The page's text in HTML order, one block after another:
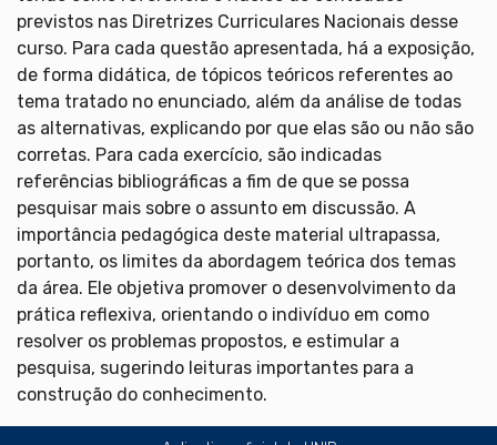
previstos nas Diretrizes Curriculares Nacionais desse
curso. Para cada questão apresentada, há a exposição,
de forma didática, de tópicos teóricos referentes ao
tema tratado no enunciado, além da análise de todas
as alternativas, explicando por que elas são ou não são
corretas. Para cada exercício, são indicadas
referências bibliográficas a fim de que se possa
pesquisar mais sobre o assunto em discussão. A
importância pedagógica deste material ultrapassa,
portanto, os limites da abordagem teórica dos temas
da área. Ele objetiva promover o desenvolvimento da
prática reflexiva, orientando o indivíduo em como
resolver os problemas propostos, e estimular a
pesquisa, sugerindo leituras importantes para a
construção do conhecimento.